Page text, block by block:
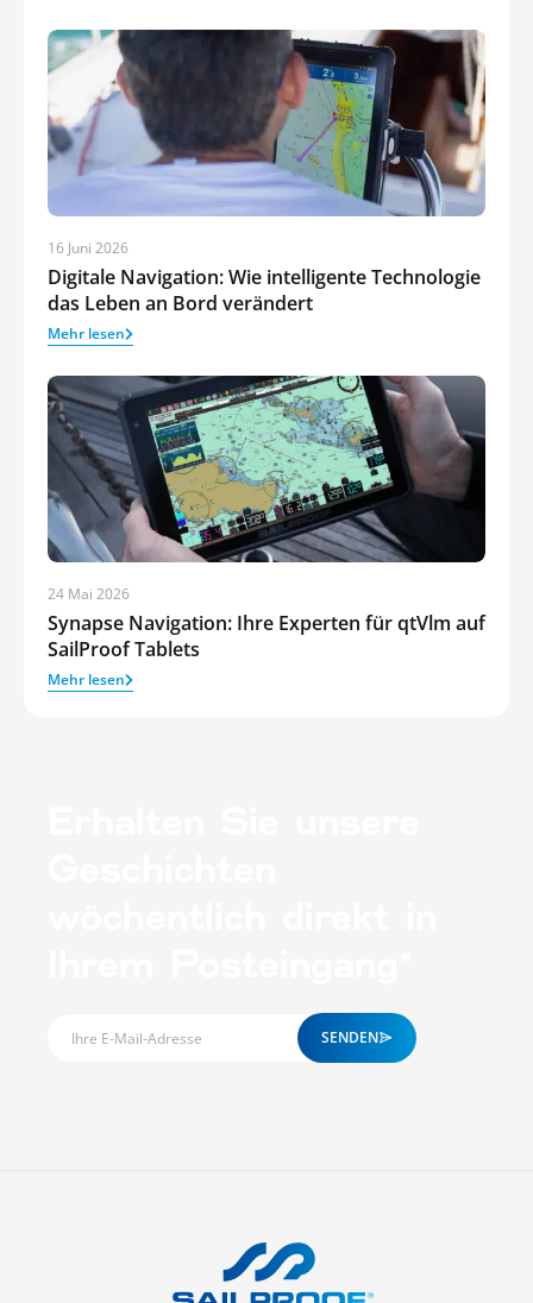
16 Juni 2026
Digitale Navigation: Wie intelligente Technologie
das Leben an Bord verändert
Mehr lesen
24 Mai 2026
Synapse Navigation: Ihre Experten für qtVlm auf
SailProof Tablets
Mehr lesen
SENDEN